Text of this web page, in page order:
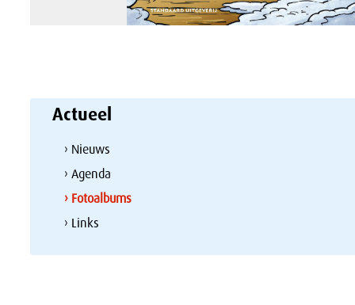
Actueel
› Nieuws
› Agenda
› Fotoalbums
› Links